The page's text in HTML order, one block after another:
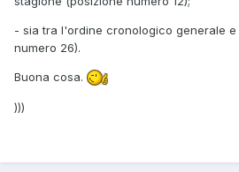
- sia tra l'ordine cronologico generale e
numero 26).
Buona cosa.
)))